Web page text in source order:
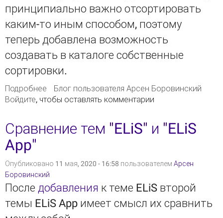
принципиально важно отсортировать
каким-то иным способом, поэтому
теперь добавлена возможность
создавать в каталоге собственные
сортировки.
Подробнее о В каталоге ELiS теперь можно создавать
собственные сортировки
Блог пользователя Арсен Боровинский
Войдите, чтобы оставлять комментарии
Сравнение тем "ELiS" и "ELiS
App"
Опубликовано 11 мая, 2020 - 16:58 пользователем Арсен
Боровинский
После добавления к теме ELiS второй
темы ELiS App имеет смысл их сравнить